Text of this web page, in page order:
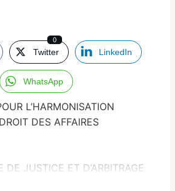
Twitter
0
LinkedIn
WhatsApp
L’HARMONISATION
DES AFFAIRES
JUSTICE ET D’ARBITRAGE